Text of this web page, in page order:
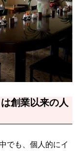
創業以来の人
でも、個人的にイ